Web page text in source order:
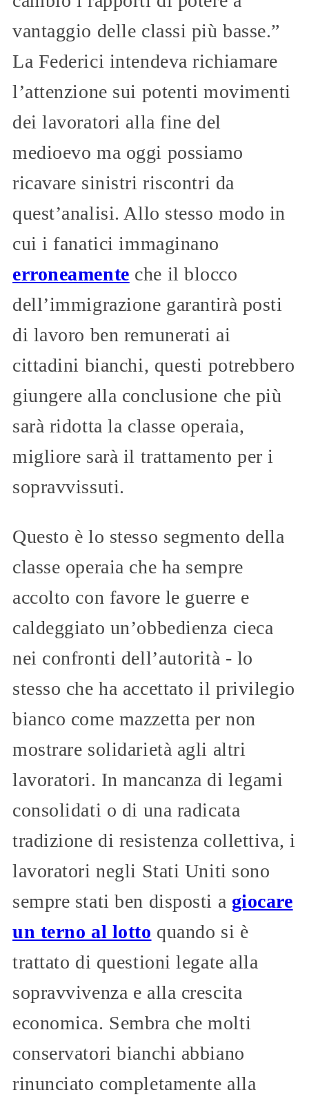
vantaggio delle classi più basse.”
La Federici intendeva richiamare
l’attenzione sui potenti movimenti
dei lavoratori alla fine del
medioevo ma oggi possiamo
ricavare sinistri riscontri da
quest’analisi. Allo stesso modo in
cui i fanatici immaginano
erroneamente che il blocco
dell’immigrazione garantirà posti
di lavoro ben remunerati ai
cittadini bianchi, questi potrebbero
giungere alla conclusione che più
sarà ridotta la classe operaia,
migliore sarà il trattamento per i
sopravvissuti.
Questo è lo stesso segmento della
classe operaia che ha sempre
accolto con favore le guerre e
caldeggiato un’obbedienza cieca
nei confronti dell’autorità - lo
stesso che ha accettato il privilegio
bianco come mazzetta per non
mostrare solidarietà agli altri
lavoratori. In mancanza di legami
consolidati o di una radicata
tradizione di resistenza collettiva, i
lavoratori negli Stati Uniti sono
sempre stati ben disposti a giocare
un terno al lotto quando si è
trattato di questioni legate alla
sopravvivenza e alla crescita
economica. Sembra che molti
conservatori bianchi abbiano
rinunciato completamente alla